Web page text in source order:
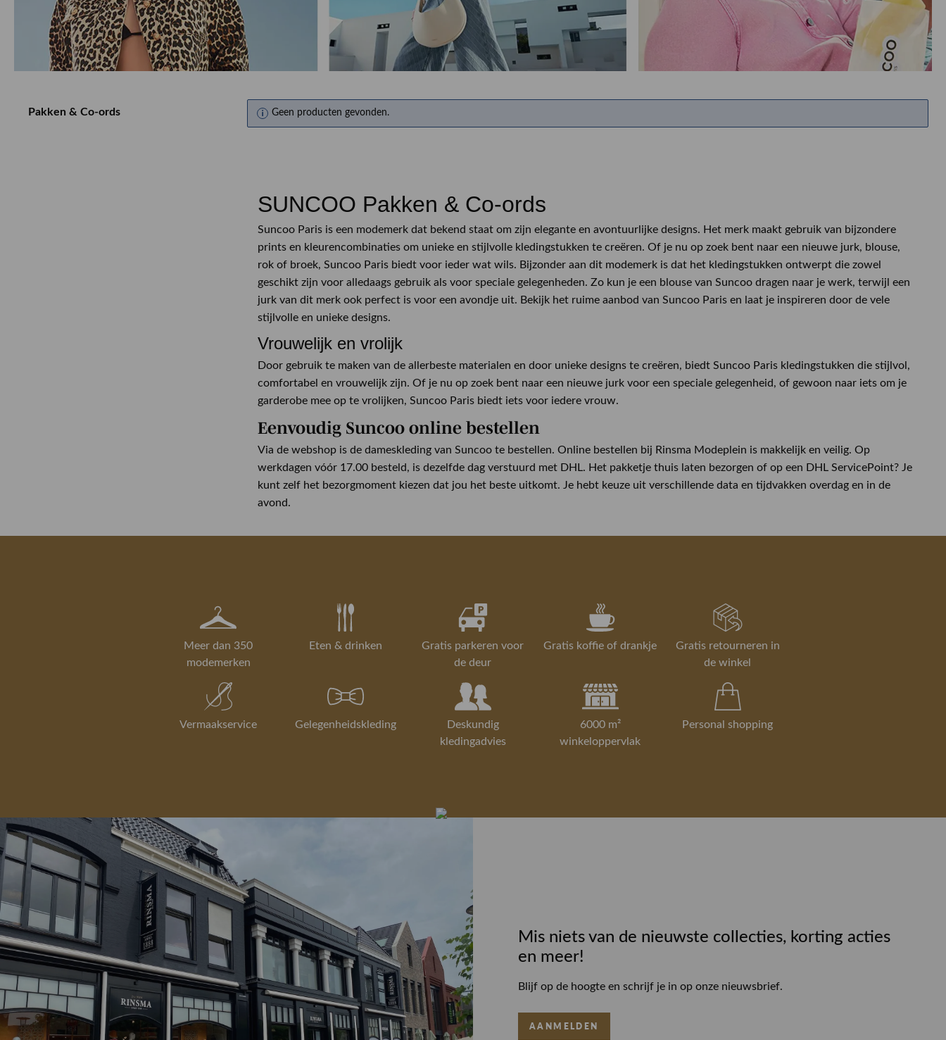
Herenkappers de Vos
ETEN & DRINKEN >
Pakken & Co-ords Geen producten gevonden.
SUNCOO Pakken & Co-ords
Suncoo Paris is een modemerk dat bekend staat om zijn elegante en avontuurlijke designs. Het merk maakt gebruik van bijzondere
prints en kleurencombinaties om unieke en stijlvolle kledingstukken te creëren. Of je nu op zoek bent naar een nieuwe jurk, blouse,
rok of broek, Suncoo Paris biedt voor ieder wat wils. Bijzonder aan dit modemerk is dat het kledingstukken ontwerpt die zowel
geschikt zijn voor alledaags gebruik als voor speciale gelegenheden. Zo kun je een blouse van Suncoo dragen naar je werk, terwijl een
jurk van dit merk ook perfect is voor een avondje uit. Bekijk het ruime aanbod van Suncoo Paris en laat je inspireren door de vele
stijlvolle en unieke designs.
Vrouwelijk en vrolijk
Door gebruik te maken van de allerbeste materialen en door unieke designs te creëren, biedt Suncoo Paris kledingstukken die stijlvol,
comfortabel en vrouwelijk zijn. Of je nu op zoek bent naar een nieuwe jurk voor een speciale gelegenheid, of gewoon naar iets om je
garderobe mee op te vrolijken, Suncoo Paris biedt iets voor iedere vrouw.
Eenvoudig Suncoo online bestellen
Via de webshop is de dameskleding van Suncoo te bestellen. Online bestellen bij Rinsma Modeplein is makkelijk en veilig. Op
werkdagen vóór 17.00 besteld, is dezelfde dag verstuurd met DHL. Het pakketje thuis laten bezorgen of op een DHL ServicePoint? Je
kunt zelf het bezorgmoment kiezen dat jou het beste uitkomt. Je hebt keuze uit verschillende data en tijdvakken overdag en in de
avond.
Meer dan 350
modemerken
Eten & drinken
Gratis parkeren voor
de deur
Gratis koffie of drankje
Gratis retourneren in
de winkel
Vermaakservice Gelegenheidskleding
Deskundig
kledingadvies
6000 m²
winkeloppervlak
Personal shopping
Mis niets van de nieuwste collecties, korting acties
en meer!
Blijf op de hoogte en schrijf je in op onze nieuwsbrief.
AANMELDEN